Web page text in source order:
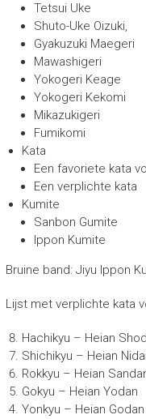
Tetsui Uke
Shuto-Uke Oizuki,
Gyakuzuki Maegeri
Mawashigeri
Yokogeri Keage
Yokogeri Kekomi
Mikazukigeri
Fumikomi
Kata
Een favoriete kata
Een verplichte kata
Kumite
Sanbon Gumite
Ippon Kumite
Bruine band: Jiyu Ippon
Lijst met verplichte kata
Hachikyu – Heian
Shichikyu – Heian
Rokkyu – Heian
Gokyu – Heian Yodan
Yonkyu – Heian Godan